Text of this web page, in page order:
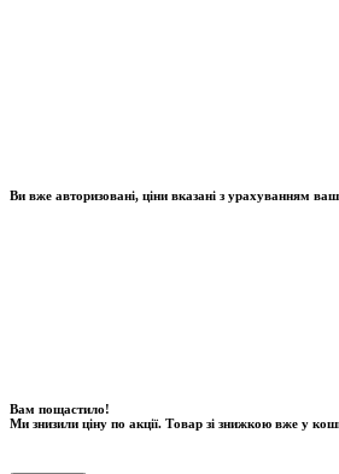
Ви вже авторизовані, ціни вказані з урахуванням
Вам пощастило!
Ми знизили ціну по акції. Товар зі знижкою вже у